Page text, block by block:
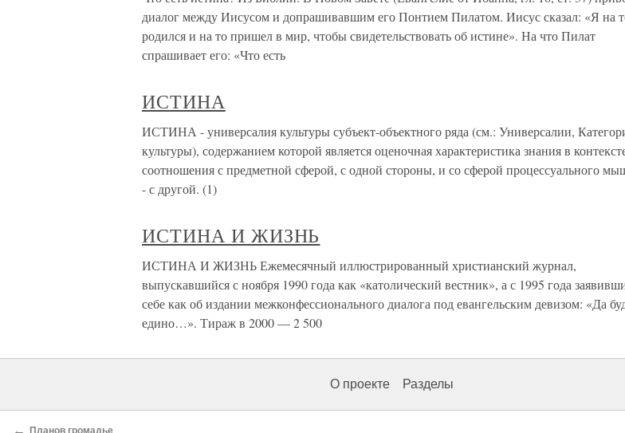
диалог между Иисусом и допрашивавшим его Понтием Пилатом. Иисус сказал: «Я на
родился и на то пришел в мир, чтобы свидетельствовать об истине». На что Пилат
спрашивает его: «Что есть
ИСТИНА
ИСТИНА - универсалия культуры субъект-объектного ряда (см.: Универсалии,
культуры), содержанием которой является оценочная характеристика знания в
соотношения с предметной сферой, с одной стороны, и со сферой процессуального
- с другой. (1)
ИСТИНА И ЖИЗНЬ
ИСТИНА И ЖИЗНЬ Ежемесячный иллюстрированный христианский журнал,
выпускавшийся с ноября 1990 года как «католический вестник», а с 1995 года
себе как об издании межконфессионального диалога под евангельским девизом: «Да
едино…». Тираж в 2000 — 2 500
О проекте Разделы
← Планов громадье